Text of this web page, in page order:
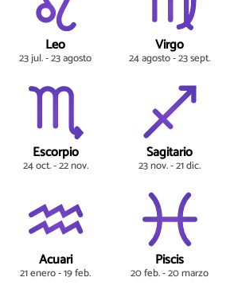
Leo
23 jul. - 23 agosto
Virgo
24 agosto - 23 sept.
Escorpio
24 oct. - 22 nov.
Sagitario
23 nov. - 21 dic.
Acuari
21 enero - 19 feb.
Piscis
20 feb. - 20 marzo